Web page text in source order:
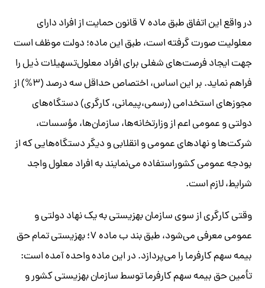
در واقع این اتفاق طبق ماده ۷ قانون حمایت از افراد دارای
معلولیت صورت گرفته است، طبق این ماده؛ دولت موظف است
جهت ایجاد فرصت‌های شغلی برای افراد معلول‌تسهیلات ذیل را
فراهم نماید. بر این اساس، اختصاص حداقل سه درصد (۳%) از
مجوزهای استخدامی (‌رسمی،‌پیمانی، کارگری) دستگاه‌های
دولتی و عمومی اعم از وزارتخانه‌ها، سازمان‌ها، مؤسسات،‌
شرکت‌ها و نهادهای عمومی و انقلابی و دیگر دستگاه‌هایی که از
بودجه عمومی کشور‌استفاده می‌نمایند به افراد معلول واجد
شرایط، لازم است.
وقتی کارگری از سوی سازمان بهزیستی به یک نهاد دولتی و
عمومی معرفی می‌شود، طبق بند ب ماده ۷؛ بهزیستی تمام حق
بیمه سهم کارفرما را می‌پردازد. در این ماده واحده آمده است:
تأمین حق بیمه سهم کارفرما توسط سازمان بهزیستی کشور و